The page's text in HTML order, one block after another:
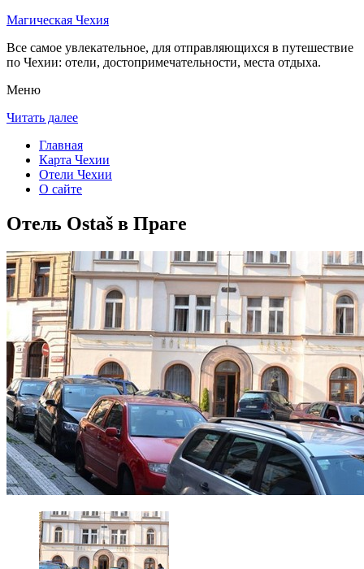
Магическая Чехия
Все самое увлекательное, для отправляющихся в путешествие
по Чехии: отели, достопримечательности, места отдыха.
Меню
Читать далее
Главная
Карта Чехии
Отели Чехии
О сайте
Отель Ostaš в Праге